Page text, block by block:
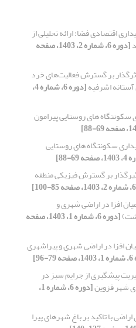
اقتصادی فضا؛ ارائه تحلیلی از
[دوره 6، شماره 2، 1403، صفحه
بر گسترش فعالیت‌های خرد
اشرفیه [دوره 6، شماره 4،
های روستایی پیرامون
سکونتگاه های روستایی
بر گسترش فیزیکی منطقه
افزا در اراضی شهری و
[دوره 6، شماره 1، 1403، صفحه
افزا در اراضی شهری و پیراشهری
پیشگیری از جرایم سبز در
شهر قزوین [دوره 6، شماره 1،
با تاکید بر باغ شهرهای پیرا